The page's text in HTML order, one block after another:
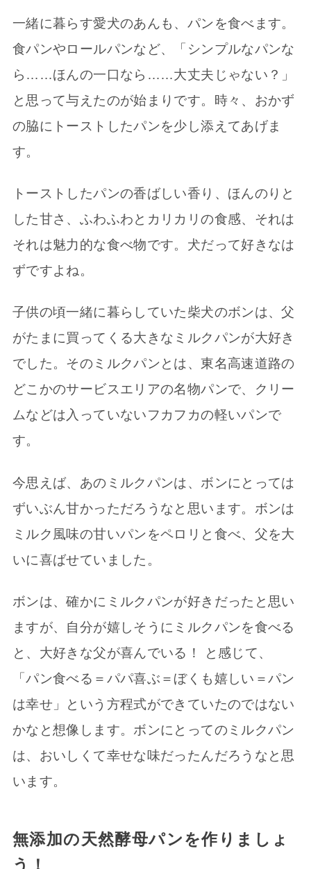
一緒に暮らす愛犬のあんも、パンを食べます。
食パンやロールパンなど、「シンプルなパンな
ら……ほんの一口なら……大丈夫じゃない？」
と思って与えたのが始まりです。時々、おかず
の脇にトーストしたパンを少し添えてあげま
す。
トーストしたパンの香ばしい香り、ほんのりと
した甘さ、ふわふわとカリカリの食感、それは
それは魅力的な食べ物です。犬だって好きなは
ずですよね。
子供の頃一緒に暮らしていた柴犬のボンは、父
がたまに買ってくる大きなミルクパンが大好き
でした。そのミルクパンとは、東名高速道路の
どこかのサービスエリアの名物パンで、クリー
ムなどは入っていないフカフカの軽いパンで
す。
今思えば、あのミルクパンは、ボンにとっては
ずいぶん甘かっただろうなと思います。ボンは
ミルク風味の甘いパンをペロリと食べ、父を大
いに喜ばせていました。
ボンは、確かにミルクパンが好きだったと思い
ますが、自分が嬉しそうにミルクパンを食べる
と、大好きな父が喜んでいる！ と感じて、
「パン食べる＝パパ喜ぶ＝ぼくも嬉しい＝パン
は幸せ」という方程式ができていたのではない
かなと想像します。ボンにとってのミルクパン
は、おいしくて幸せな味だったんだろうなと思
います。
無添加の天然酵母パンを作りましょ
う！